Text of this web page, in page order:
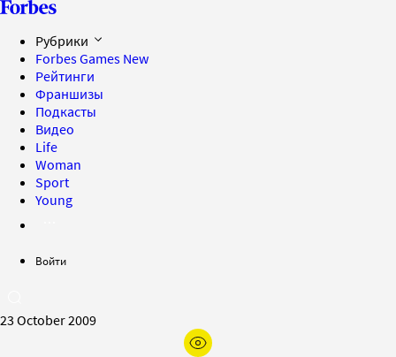
Рубрики
Forbes Games New
Рейтинги
Франшизы
Подкасты
Видео
Life
Woman
Sport
Young
Войти
23 October 2009